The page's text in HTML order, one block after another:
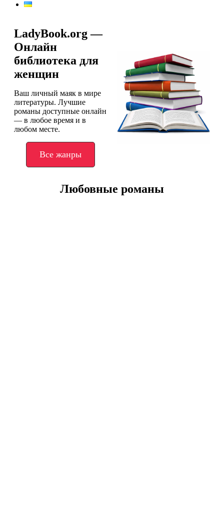
LadyBook.org —
Онлайн
библиотека для
женщин
Ваш личный маяк в мире
литературы. Лучшие
романы доступные онлайн
— в любое время и в
любом месте.
Все жанры
Любовные романы